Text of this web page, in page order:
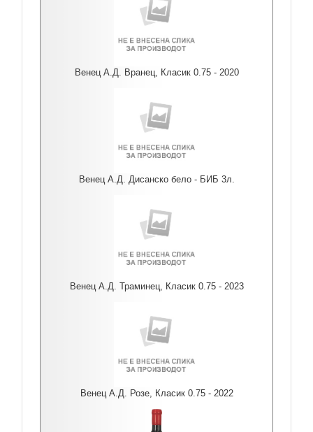
Венец А.Д. Вранец, Класик 0.75 - 2020
Венец А.Д. Дисанско бело - БИБ 3л.
Венец А.Д. Траминец, Класик 0.75 - 2023
Венец А.Д. Розе, Класик 0.75 - 2022